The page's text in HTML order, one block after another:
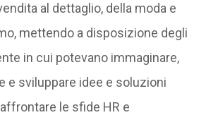
al dettaglio, della moda e
mettendo a disposizione degli
in cui potevano immaginare,
e sviluppare idee e soluzioni
le sfide HR e